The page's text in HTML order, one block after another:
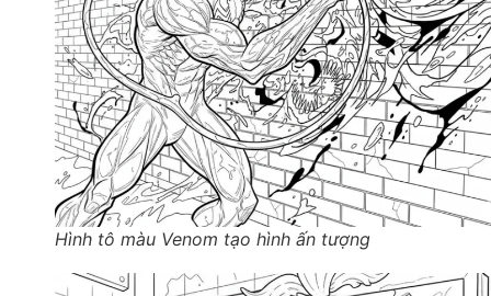
Hình tô màu Venom tạo hình ấn tượng